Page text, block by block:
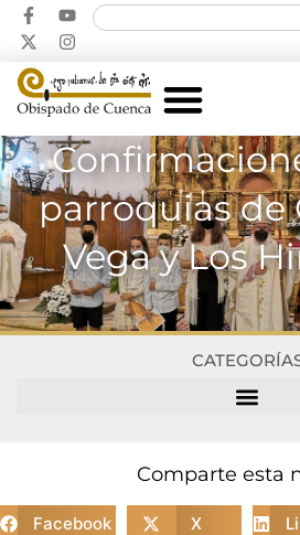
parroquias de
Vega y Los
Comparte esta
Facebook X